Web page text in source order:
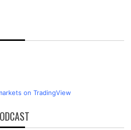
on TradingView